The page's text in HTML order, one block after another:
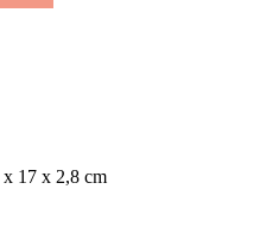
x 17 x 2,8 cm